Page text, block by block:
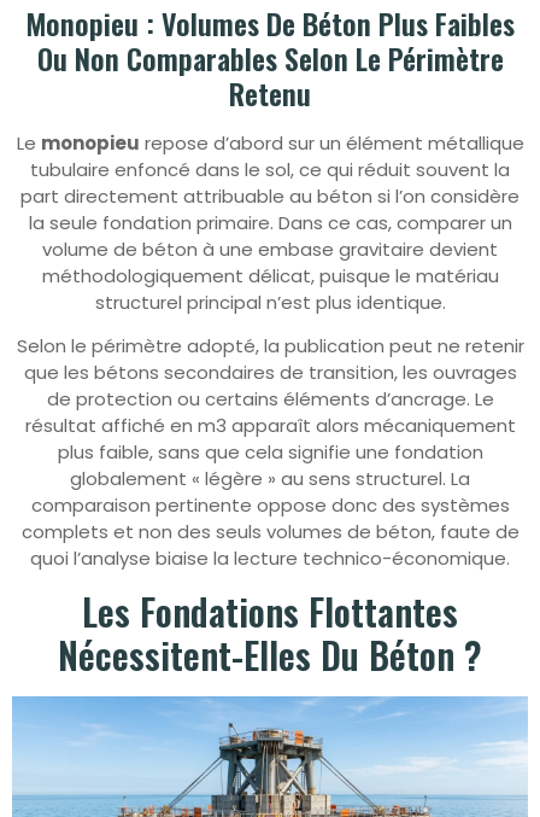
Monopieu : Volumes De Béton Plus Faibles
Ou Non Comparables Selon Le Périmètre
Retenu
Le monopieu repose d’abord sur un élément métallique
tubulaire enfoncé dans le sol, ce qui réduit souvent la
part directement attribuable au béton si l’on considère
la seule fondation primaire. Dans ce cas, comparer un
volume de béton à une embase gravitaire devient
méthodologiquement délicat, puisque le matériau
structurel principal n’est plus identique.
Selon le périmètre adopté, la publication peut ne retenir
que les bétons secondaires de transition, les ouvrages
de protection ou certains éléments d’ancrage. Le
résultat affiché en m3 apparaît alors mécaniquement
plus faible, sans que cela signifie une fondation
globalement « légère » au sens structurel. La
comparaison pertinente oppose donc des systèmes
complets et non des seuls volumes de béton, faute de
quoi l’analyse biaise la lecture technico-économique.
Les Fondations Flottantes
Nécessitent-Elles Du Béton ?